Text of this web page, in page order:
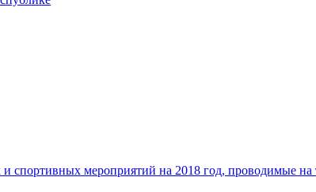
спортивных мероприятий на 2018 год, проводимые